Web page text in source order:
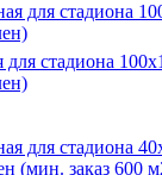
для стадиона